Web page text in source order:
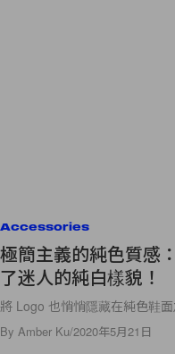
Accessories
極簡主義的純色質感
了迷人的純白樣貌！
將 Logo 也悄悄隱藏在純色鞋
By Amber Ku/2020年5月21日